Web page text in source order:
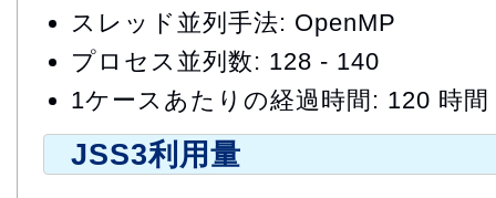
スレッド並列手法: OpenMP
プロセス並列数: 128 - 140
1ケースあたりの経過時間: 120 時間
JSS3利用量